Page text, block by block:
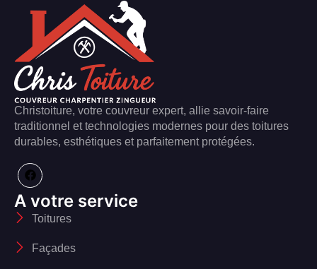
Christoiture, votre couvreur expert, allie savoir-faire
traditionnel et technologies modernes pour des toitures
durables, esthétiques et parfaitement protégées.
A votre service
Toitures
Façades